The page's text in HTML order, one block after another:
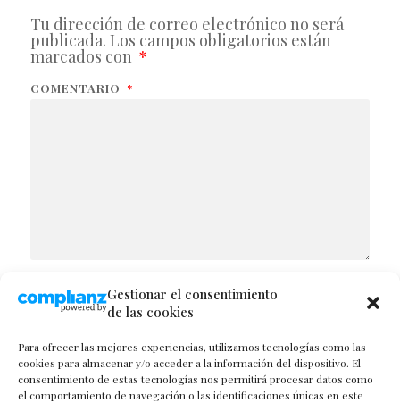
Gestionar el consentimiento
de las cookies
Para ofrecer las mejores experiencias, utilizamos tecnologías como las
cookies para almacenar y/o acceder a la información del dispositivo. El
consentimiento de estas tecnologías nos permitirá procesar datos como
el comportamiento de navegación o las identificaciones únicas en este
Tu dirección de correo electrónico no será
publicada. Los campos obligatorios están
marcados con *
COMENTARIO *
NOMBRE
CORREO ELECTRÓNICO